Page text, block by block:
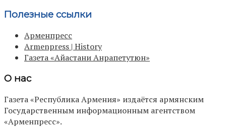
Полезные ссылки
Арменпресс
Armenpress | History
Газета «Айастани Анрапетутюн»
О нас
Газета «Республика Армения» издаётся армянским
Государственным информационным агентством
«Арменпресс».